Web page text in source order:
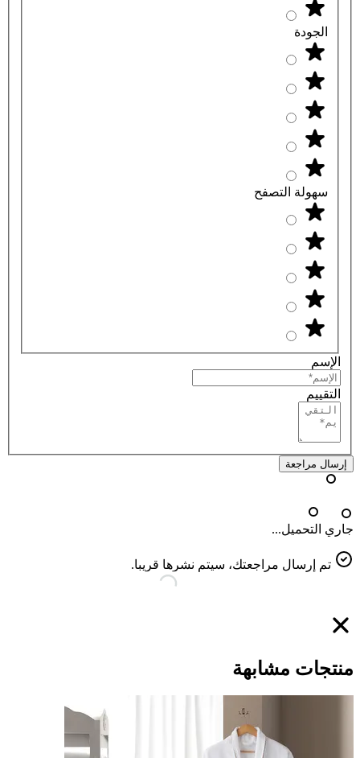
الجودة
سهولة التصفح
الإسم
التقييم
إرسال مراجعة
جاري التحميل...
تم إرسال مراجعتك، سيتم نشرها قريبا.
منتجات مشابهة